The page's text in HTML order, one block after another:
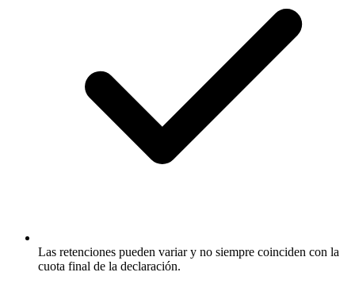
Las retenciones pueden variar y no siempre coinciden con la
cuota final de la declaración.